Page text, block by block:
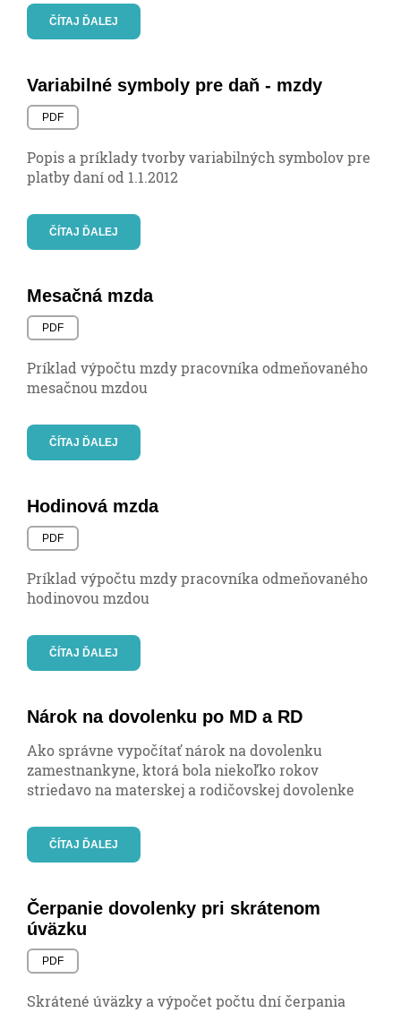
ČÍTAJ ĎALEJ
Variabilné symboly pre daň - mzdy
PDF
Popis a príklady tvorby variabilných symbolov pre
platby daní od 1.1.2012
ČÍTAJ ĎALEJ
Mesačná mzda
PDF
Príklad výpočtu mzdy pracovníka odmeňovaného
mesačnou mzdou
ČÍTAJ ĎALEJ
Hodinová mzda
PDF
Príklad výpočtu mzdy pracovníka odmeňovaného
hodinovou mzdou
ČÍTAJ ĎALEJ
Nárok na dovolenku po MD a RD
Ako správne vypočítať nárok na dovolenku
zamestnankyne, ktorá bola niekoľko rokov
striedavo na materskej a rodičovskej dovolenke
ČÍTAJ ĎALEJ
Čerpanie dovolenky pri skrátenom
úväzku
PDF
Skrátené úväzky a výpočet počtu dní čerpania